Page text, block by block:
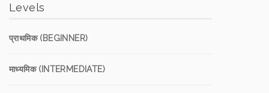
Levels
प्राथमिक (BEGINNER)
माध्यमिक (INTERMEDIATE)